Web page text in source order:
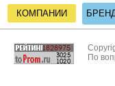
КОМПАНИИ
По